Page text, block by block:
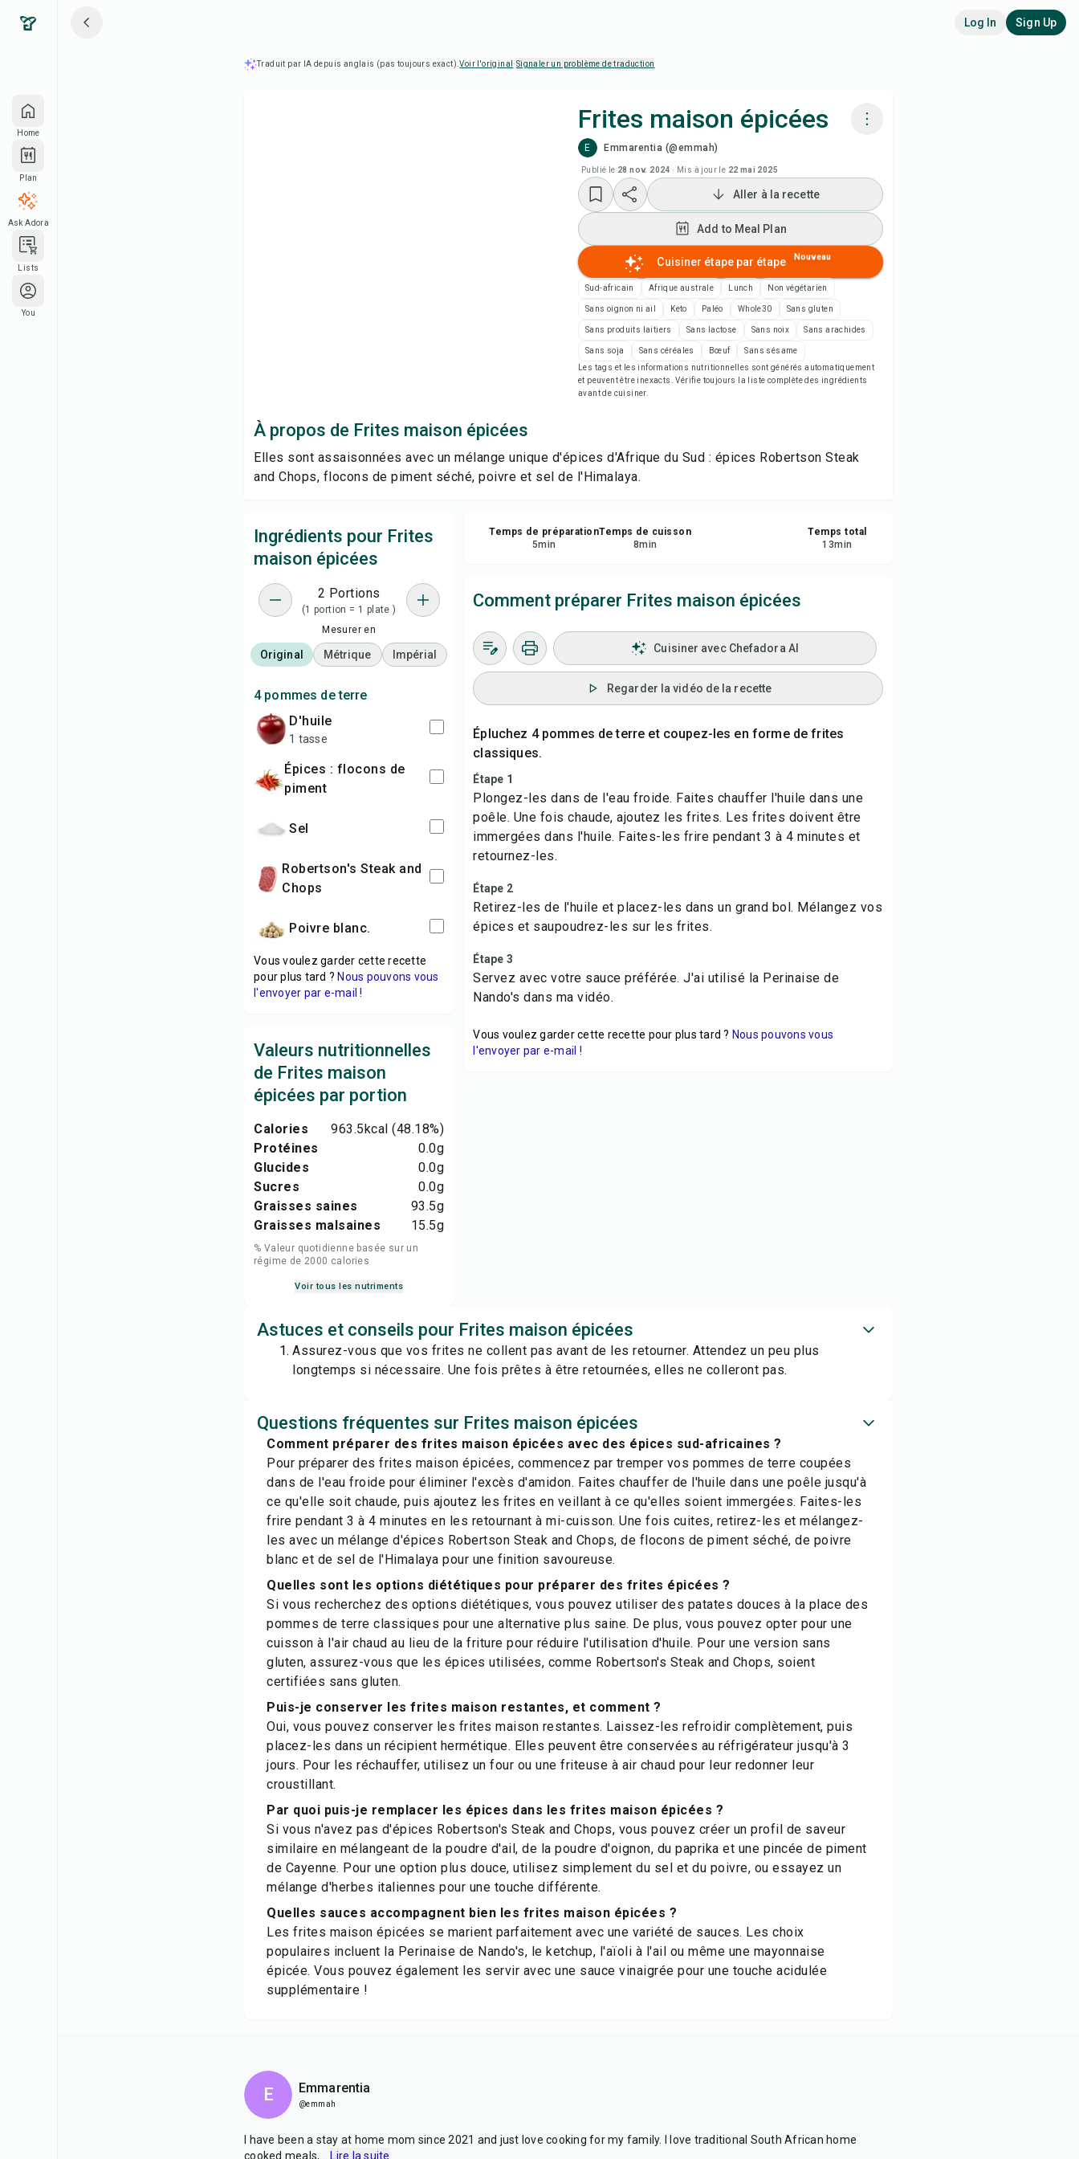
Home
Plan
Ask Adora
Lists
You
Log In Sign Up
Traduit par IA depuis anglais (pas toujours exact).Voir l'original ·Signaler un problème de traduction
Frites maison épicées
E Emmarentia (@emmah)
Publié le 28 nov. 2024 · Mis à jour le 22 mai 2025
Regarder la vidéo de la recette
Add to Meal Plan
Add to Shopping List
Notes de recette
Imprimer la recette
Partager
Aller à la recette
Add to Meal Plan
Cuisiner étape par étape Nouveau
Sud-africain Afrique australe Lunch Non végétarien
Sans oignon ni ail Keto Paléo Whole30 Sans gluten
Sans produits laitiers Sans lactose Sans noix Sans arachides
Sans soja Sans céréales Bœuf
Sans sésame
Les tags et les informations nutritionnelles sont générés automatiquement
et peuvent être inexacts. Vérifie toujours la liste complète des ingrédients
avant de cuisiner.
À propos de Frites maison épicées
Elles sont assaisonnées avec un mélange unique d'épices d'Afrique du Sud : épices Robertson Steak
and Chops, flocons de piment séché, poivre et sel de l'Himalaya.
Ingrédients pour Frites
maison épicées
2 Portions
(1 portion = 1 plate )
Mesurer en
Original Métrique Impérial
4 pommes de terre
d'huile
1 tasse
Épices : flocons de
piment
sel
Robertson's Steak and
Chops
poivre blanc.
Vous voulez garder cette recette
pour plus tard ? Nous pouvons vous
l'envoyer par e-mail !
Valeurs nutritionnelles
de Frites maison
épicées par portion
Calories 963.5kcal (48.18%)
Protéines
0.0g
Glucides
0.0g
Sucres
0.0g
Graisses saines
93.5g
Graisses malsaines
15.5g
% Valeur quotidienne basée sur un
régime de 2000 calories
Voir tous les nutriments
Temps de préparation
5min
Temps de cuisson
8min
Temps total
13min
Comment préparer Frites maison épicées
Cuisiner avec Chefadora AI
Regarder la vidéo de la recette
Épluchez 4 pommes de terre et coupez-les en forme de frites
classiques.
Étape 1
Plongez-les dans de l'eau froide. Faites chauffer l'huile dans une
poêle. Une fois chaude, ajoutez les frites. Les frites doivent être
immergées dans l'huile. Faites-les frire pendant 3 à 4 minutes et
retournez-les.
Étape 2
Retirez-les de l'huile et placez-les dans un grand bol. Mélangez vos
épices et saupoudrez-les sur les frites.
Étape 3
Servez avec votre sauce préférée. J'ai utilisé la Perinaise de
Nando's dans ma vidéo.
Vous voulez garder cette recette pour plus tard ? Nous pouvons vous
l'envoyer par e-mail !
Astuces et conseils pour Frites maison épicées
Assurez-vous que vos frites ne collent pas avant de les retourner. Attendez un peu plus
longtemps si nécessaire. Une fois prêtes à être retournées, elles ne colleront pas.
Questions fréquentes sur Frites maison épicées
Comment préparer des frites maison épicées avec des épices sud-africaines ?
Pour préparer des frites maison épicées, commencez par tremper vos pommes de terre coupées
dans de l'eau froide pour éliminer l'excès d'amidon. Faites chauffer de l'huile dans une poêle jusqu'à
ce qu'elle soit chaude, puis ajoutez les frites en veillant à ce qu'elles soient immergées. Faites-les
frire pendant 3 à 4 minutes en les retournant à mi-cuisson. Une fois cuites, retirez-les et mélangez-
les avec un mélange d'épices Robertson Steak and Chops, de flocons de piment séché, de poivre
blanc et de sel de l'Himalaya pour une finition savoureuse.
Quelles sont les options diététiques pour préparer des frites épicées ?
Si vous recherchez des options diététiques, vous pouvez utiliser des patates douces à la place des
pommes de terre classiques pour une alternative plus saine. De plus, vous pouvez opter pour une
cuisson à l'air chaud au lieu de la friture pour réduire l'utilisation d'huile. Pour une version sans
gluten, assurez-vous que les épices utilisées, comme Robertson's Steak and Chops, soient
certifiées sans gluten.
Puis-je conserver les frites maison restantes, et comment ?
Oui, vous pouvez conserver les frites maison restantes. Laissez-les refroidir complètement, puis
placez-les dans un récipient hermétique. Elles peuvent être conservées au réfrigérateur jusqu'à 3
jours. Pour les réchauffer, utilisez un four ou une friteuse à air chaud pour leur redonner leur
croustillant.
Par quoi puis-je remplacer les épices dans les frites maison épicées ?
Si vous n'avez pas d'épices Robertson's Steak and Chops, vous pouvez créer un profil de saveur
similaire en mélangeant de la poudre d'ail, de la poudre d'oignon, du paprika et une pincée de piment
de Cayenne. Pour une option plus douce, utilisez simplement du sel et du poivre, ou essayez un
mélange d'herbes italiennes pour une touche différente.
Quelles sauces accompagnent bien les frites maison épicées ?
Les frites maison épicées se marient parfaitement avec une variété de sauces. Les choix
populaires incluent la Perinaise de Nando's, le ketchup, l'aïoli à l'ail ou même une mayonnaise
épicée. Vous pouvez également les servir avec une sauce vinaigrée pour une touche acidulée
supplémentaire !
E Emmarentia
@emmah
I have been a stay at home mom since 2021 and just love cooking for my family. I love traditional South African home
cooked meals,
Lire la suite